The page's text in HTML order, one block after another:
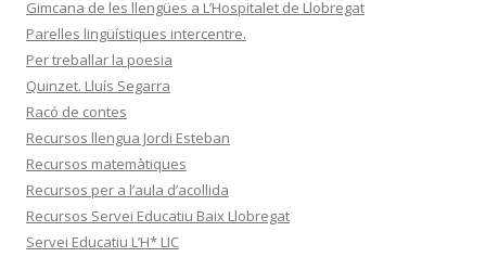
Gimcana de les llengües a L’Hospitalet de Llobregat
Parelles lingüístiques intercentre.
Per treballar la poesia
Quinzet. Lluís Segarra
Racó de contes
Recursos llengua Jordi Esteban
Recursos matemàtiques
Recursos per a l’aula d’acollida
Recursos Servei Educatiu Baix Llobregat
Servei Educatiu L’H* LIC